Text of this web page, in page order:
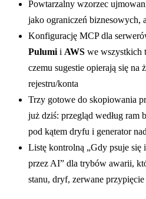
Powtarzalny wzorzec
jako ograniczeń biznesowych,
Konfigurację MCP dla
Pulumi i AWS we wszystkich
czemu sugestie opierają się na
rejestru/konta
Trzy gotowe do skopiowania
już dziś: przegląd według ram
pod kątem dryfu i generator
Listę kontrolną „Gdy psuje się
przez AI” dla trybów awarii,
stanu, dryf, zerwane